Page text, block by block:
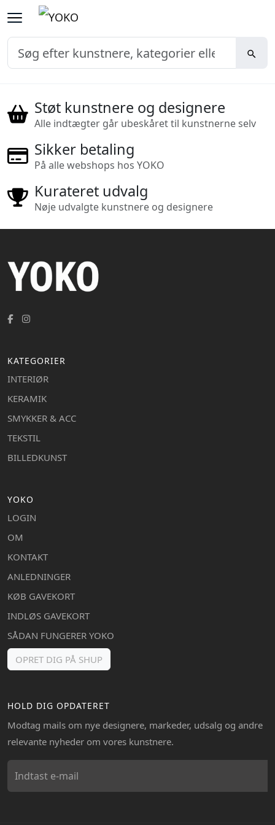
Støt kunstnere og designere
Alle indtægter går ubeskåret til kunstnerne selv
Sikker betaling
På alle webshops hos YOKO
Kurateret udvalg
Nøje udvalgte kunstnere og designere
KATEGORIER
INTERIØR
KERAMIK
SMYKKER & ACC
TEKSTIL
BILLEDKUNST
YOKO
LOGIN
OM
KONTAKT
ANLEDNINGER
KØB GAVEKORT
INDLØS GAVEKORT
SÅDAN FUNGERER YOKO
OPRET DIG PÅ SHUP
HOLD DIG OPDATERET
Modtag mails om nye designere, markeder, udsalg og andre
relevante nyheder om vores kunstnere.